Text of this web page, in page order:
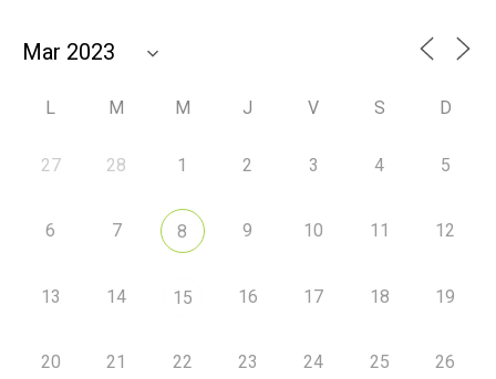
L M M J V S D
27 28 1 2 3 4 5
6 7 8 9 10 11 12
13 14 15 16 17 18 19
20 21 22 23 24 25 26